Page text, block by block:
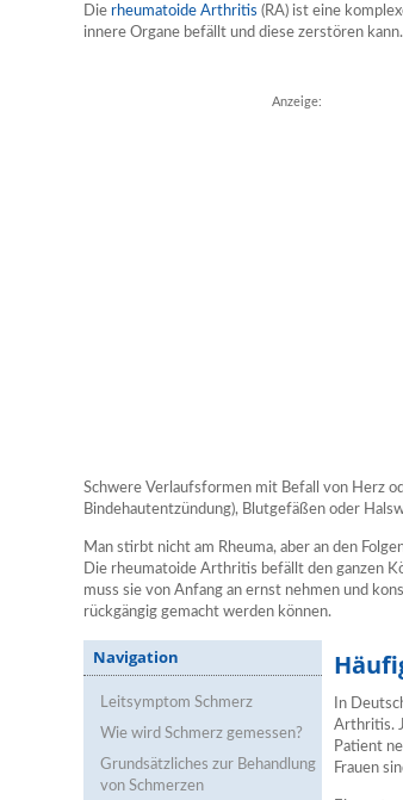
Die rheumatoide Arthritis (RA) ist eine
innere Organe befällt und diese zerstören kann.
Anzeige:
Schwere Verlaufsformen mit Befall von Herz
Bindehautentzündung), Blutgefäßen oder
Man stirbt nicht am Rheuma, aber an den
Die rheumatoide Arthritis befällt den ganzen
muss sie von Anfang an ernst nehmen und
rückgängig gemacht werden können.
Navigation
Leitsymptom Schmerz
Wie wird Schmerz gemessen?
Grundsätzliches zur Behandlung
von Schmerzen
In
Arthritis.
Patient
Frauen